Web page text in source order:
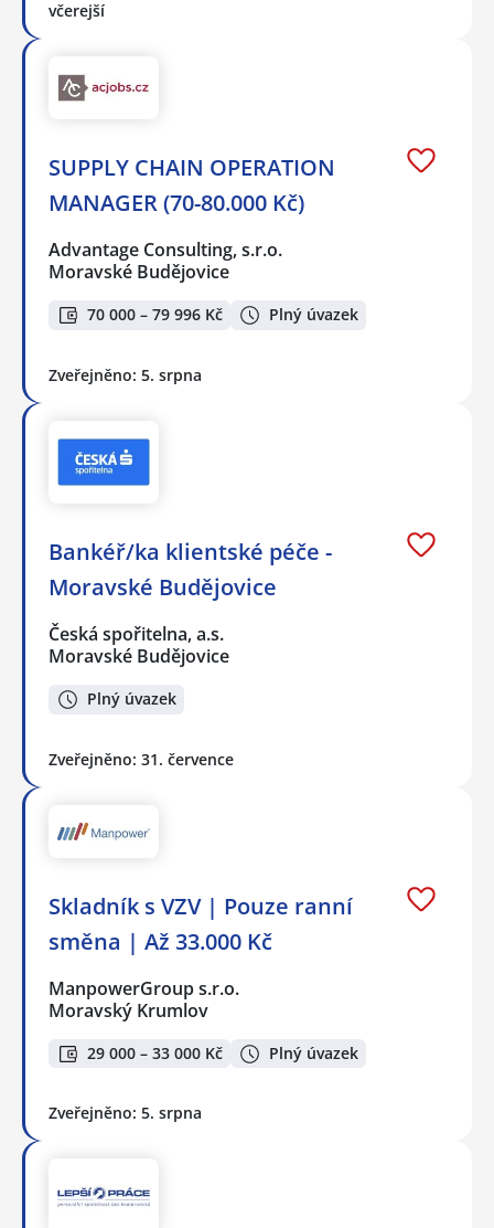
včerejší
SUPPLY CHAIN OPERATION
MANAGER (70-80.000 Kč)
Advantage Consulting, s.r.o.
Moravské Budějovice
70 000 – 79 996 Kč Plný úvazek
Zveřejněno: 5. srpna
Bankéř/ka klientské péče -
Moravské Budějovice
Česká spořitelna, a.s.
Moravské Budějovice
Plný úvazek
Zveřejněno: 31. července
Skladník s VZV | Pouze ranní
směna | Až 33.000 Kč
ManpowerGroup s.r.o.
Moravský Krumlov
29 000 – 33 000 Kč Plný úvazek
Zveřejněno: 5. srpna